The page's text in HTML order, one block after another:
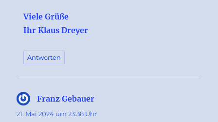
Viele Grüße
Ihr Klaus Dreyer
Antworten
Franz Gebauer
21. Mai 2024 um 23:38 Uhr